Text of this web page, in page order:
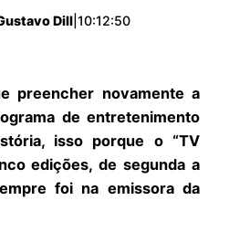
Dill 10:12:50
preencher novamente a
de entretenimento
isso porque o “TV
edições, de segunda a
foi na emissora da